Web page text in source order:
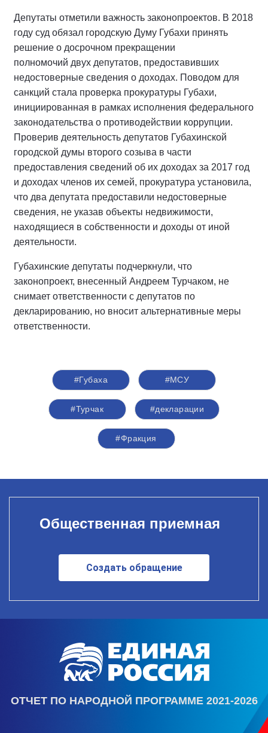
Депутаты отметили важность законопроектов. В 2018
году суд обязал городскую Думу Губахи принять
решение о досрочном прекращении
полномочий двух депутатов, предоставивших
недостоверные сведения о доходах. Поводом для
санкций стала проверка прокуратуры Губахи,
инициированная в рамках исполнения федерального
законодательства о противодействии коррупции.
Проверив деятельность депутатов Губахинской
городской думы второго созыва в части
предоставления сведений об их доходах за 2017 год
и доходах членов их семей, прокуратура установила,
что два депутата предоставили недостоверные
сведения, не указав объекты недвижимости,
находящиеся в собственности и доходы от иной
деятельности.
Губахинские депутаты подчеркнули, что
законопроект, внесенный Андреем Турчаком, не
снимает ответственности с депутатов по
декларированию, но вносит альтернативные меры
ответственности.
#Губаха #МСУ
#Турчак #декларации
#Фракция
Общественная приемная
Создать обращение
ОТЧЕТ ПО НАРОДНОЙ ПРОГРАММЕ 2021-2026